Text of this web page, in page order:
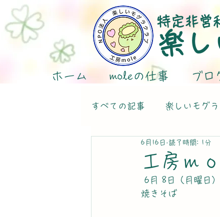
特定非営
楽
ホーム moleの仕事 ブロ
すべての記事 楽しいモグ
工房ｍ
6月16日 読了時間: 1分
6月 8日（月曜日）
焼きそば